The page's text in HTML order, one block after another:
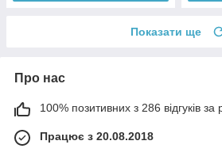
Показати ще
Про нас
100% позитивних з 286 відгуків за
Працює з 20.08.2018